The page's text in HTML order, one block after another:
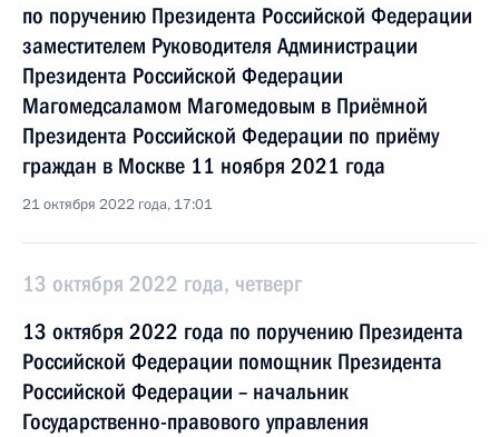
по поручению Президента Российской Федерации
заместителем Руководителя Администрации
Президента Российской Федерации
Магомедсаламом Магомедовым в Приёмной
Президента Российской Федерации по приёму
граждан в Москве 11 ноября 2021 года
21 октября 2022 года, 17:01
13 октября 2022 года, четверг
13 октября 2022 года по поручению Президента
Российской Федерации помощник Президента
Российской Федерации – начальник
Государственно-правового управления